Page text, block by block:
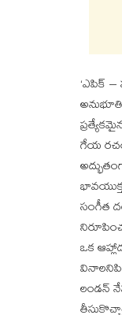
‘ఎపిక్
గేయ
సంగీత
ఒక
లండన్